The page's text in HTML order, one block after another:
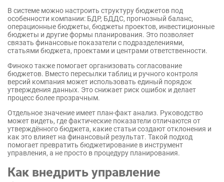
В системе можно настроить структуру бюджетов под
особенности компании: БДР, БДДС, прогнозный баланс,
операционные бюджеты, бюджеты проектов, инвестиционные
бюджеты и другие формы планирования. Это позволяет
связать финансовые показатели с подразделениями,
статьями бюджета, проектами и центрами ответственности.
Финоко также помогает организовать согласование
бюджетов. Вместо пересылки таблиц и ручного контроля
версий компания может использовать единый порядок
утверждения данных. Это снижает риск ошибок и делает
процесс более прозрачным.
Отдельное значение имеет план-факт анализ. Руководство
может видеть, где фактические показатели отличаются от
утверждённого бюджета, какие статьи создают отклонения и
как это влияет на финансовый результат. Такой подход
помогает превратить бюджетирование в инструмент
управления, а не просто в процедуру планирования.
Как внедрить управление